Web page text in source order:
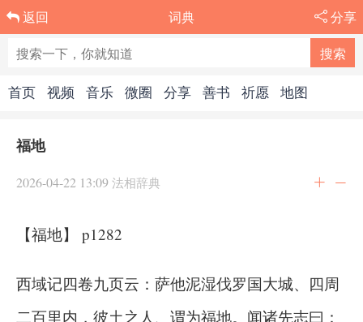
返回 词典 分享
首页 视频 音乐 微圈 分享 善书 祈愿 地图
福地
2026-04-22 13:09 法相辞典
【福地】 p1282
西域记四卷九页云：萨他泥湿伐罗国大城、四周
二百里内，彼土之人、谓为福地。闻诸先志曰：